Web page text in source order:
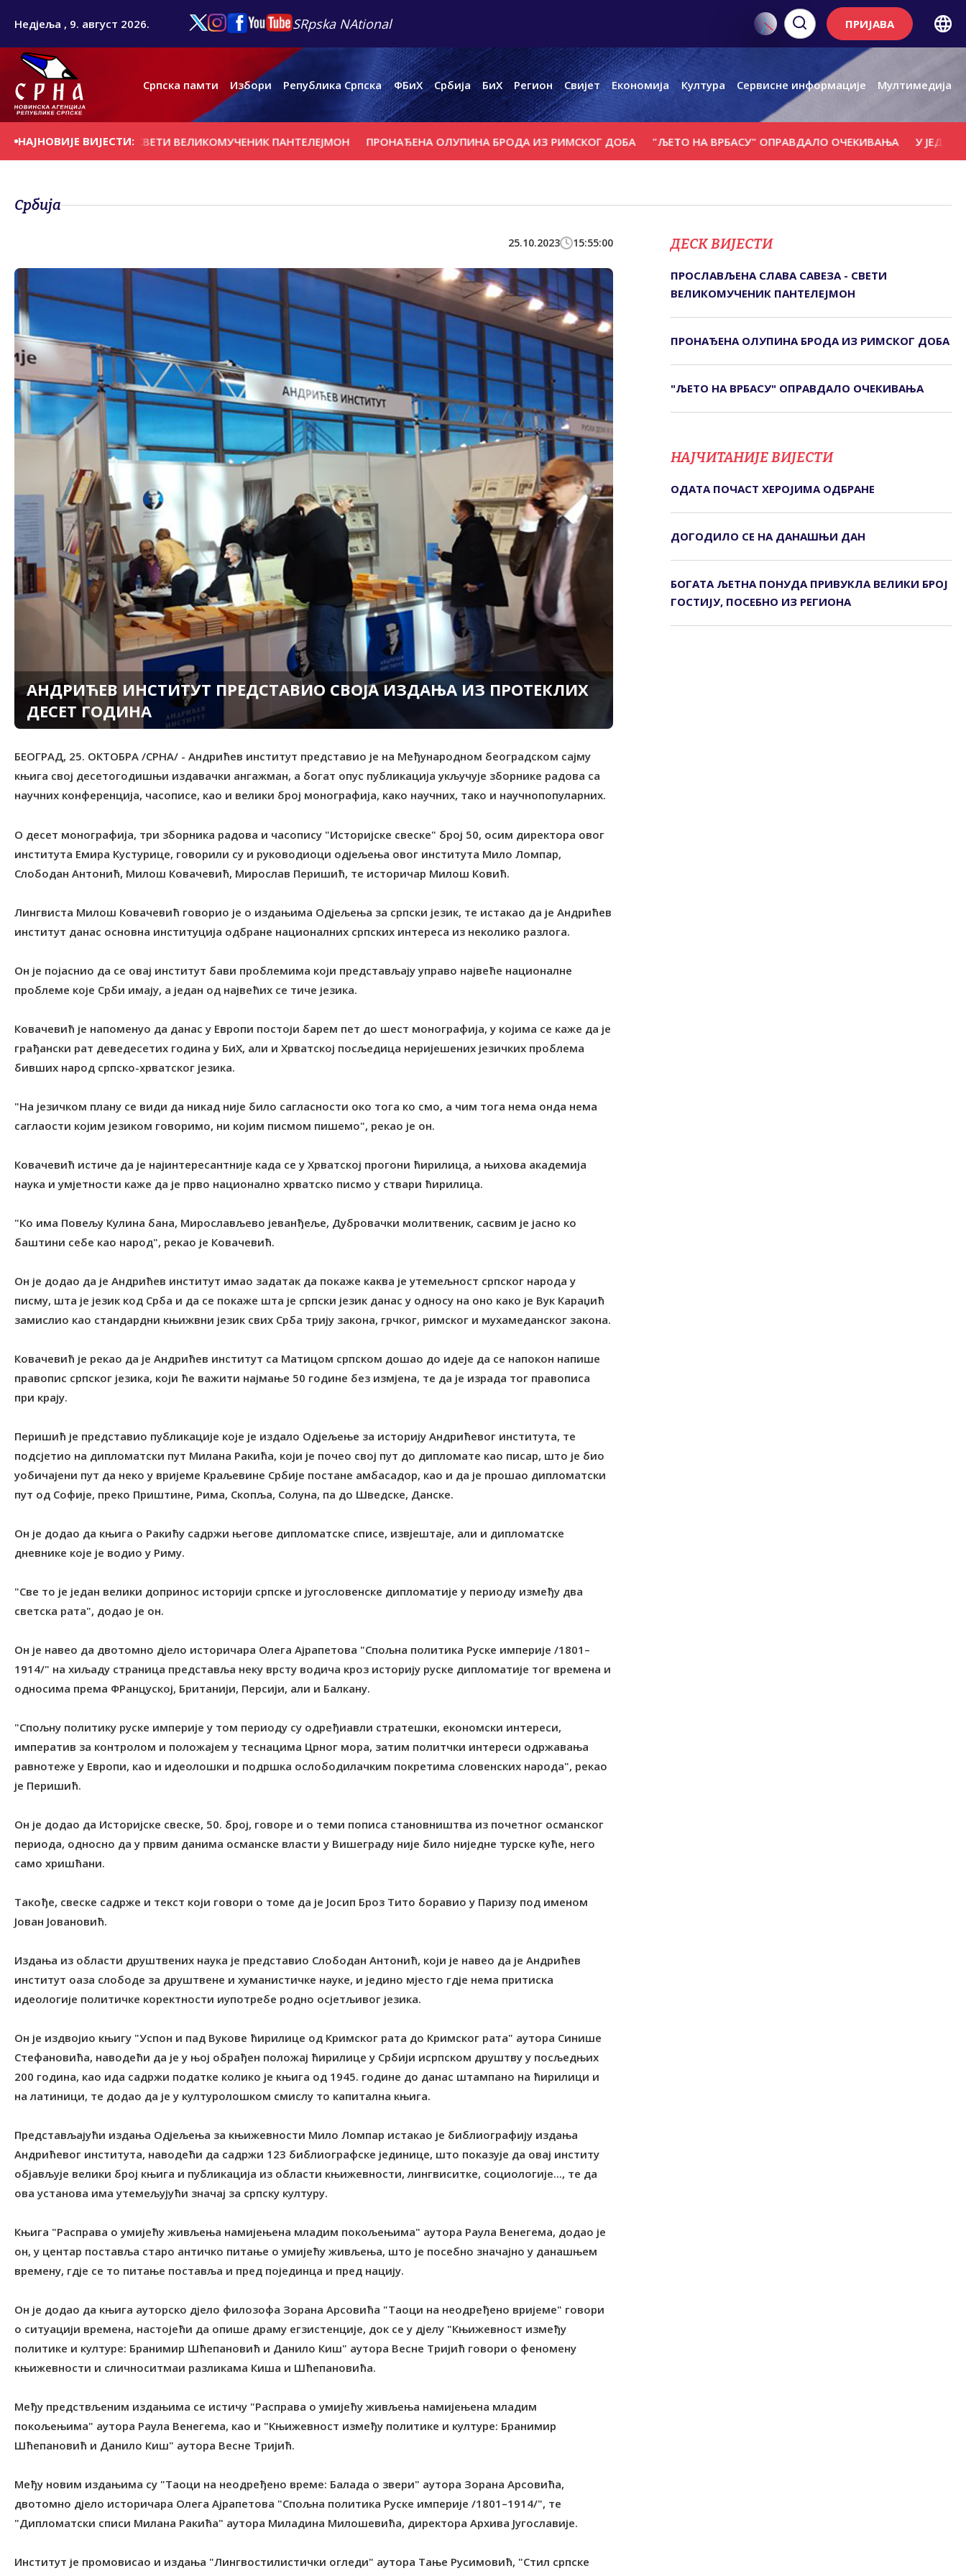
Недјеља , 9. август 2026. SRpska NAtional ПРИЈАВА
Српска памти Избори Република Српска ФБиХ Србија БиХ Регион Свијет Економија Култура Сервисне информације Мултимедија
НАЈНОВИЈЕ ВИЈЕСТИ:
САВЕЗА - СВЕТИ ВЕЛИКОМУЧЕНИК ПАНТЕЛЕЈМОН ПРОНАЂЕНА ОЛУПИНА БРОДА ИЗ РИМСКОГ ДОБА "ЉЕТО НА ВРБАСУ" ОПРАВДАЛО ОЧЕКИВАЊА У ЈЕДНОМ ДАНУ
Србија
25.10.2023 15:55:00
АНДРИЋЕВ ИНСТИТУТ ПРЕДСТАВИО СВОЈА ИЗДАЊА ИЗ ПРОТЕКЛИХ
ДЕСЕТ ГОДИНА
БЕОГРАД, 25. ОКТОБРА /СРНА/ - Андрићев институт представиo је на Међународном београдском сајму
књига свој десетогодишњи издавачки ангажман, а богат опус публикација укључује зборнике радова са
научних конференција, часописе, као и велики број монографија, како научних, тако и научнопопуларних.
О десет монографија, три зборника радова и часопису "Историјске свеске" број 50, осим директора овог
института Емира Кустурице, говорили су и руководиоци одјељења овог института Мило Ломпар,
Слободан Антонић, Милош Ковачевић, Мирослав Перишић, те историчар Милош Ковић.
Лингвиста Милош Ковачевић говорио је о издањима Одјељења за српски језик, те истакао да је Андрићев
институт данас основна институција одбране националних српских интереса из неколико разлога.
Он је појаснио да се овај институт бави проблемима који представљају управо највеће националне
проблеме које Срби имају, а један од највећих се тиче језика.
Ковачевић је напоменуо да данас у Европи постоји барем пет до шест монографија, у којима се каже да је
грађански рат деведесетих година у БиХ, али и Хрватској посљедица неријешених језичких проблема
бивших народ српско-хрватског језика.
"На језичком плану се види да никад није било сагласности око тога ко смо, а чим тога нема онда нема
саглаости којим језиком говоримо, ни којим писмом пишемо", рекао је он.
Ковачевић истиче да је најинтересантније када се у Хрватској прогони ћирилица, а њихова академија
наука и умјетности каже да је прво национално хрватско писмо у ствари ћирилица.
"Ко има Повељу Кулина бана, Мирослављево јеванђеље, Дубровачки молитвеник, сасвим је јасно ко
баштини себе као народ", рекао је Ковачевић.
Он је додао да је Андрићев институт имао задатак да покаже каква је утемељност српског народа у
писму, шта је језик код Срба и да се покаже шта је српски језик данас у односу на оно како је Вук Караџић
замислио као стандардни књижвни језик свих Срба трију закона, грчког, римског и мухамеданског закона.
Ковачевић је рекао да је Андрићев институт са Матицом српском дошао до идеје да се напокон напише
правопис српског језика, који ће важити најмање 50 године без измјена, те да је израда тог правописа
при крају.
Перишић је представио публикације које је издало Одјељење за историју Андрићевог института, те
подсјетио на дипломатски пут Милана Ракића, који је почео свој пут до дипломате као писар, што је био
уобичајени пут да неко у вријеме Краљевине Србије постане амбасадор, као и да је прошао дипломатски
пут од Софије, преко Приштине, Рима, Скопља, Солуна, па до Шведске, Данске.
Он је додао да књига о Ракићу садржи његове дипломатске списе, извјештаје, али и дипломатске
дневнике које је водио у Риму.
"Све то је један велики допринос историји српске и југословенске дипломатије у периоду између два
светска рата", додао је он.
Он је навео да двотомно дјело историчара Олега Ајрапетова "Спољна политика Руске империје /1801–
1914/" на хиљаду страница представља неку врсту водича кроз историју руске дипломатије тог времена и
односима према ФРанцуској, Британији, Персији, али и Балкану.
"Спољну политику руске империје у том периоду су одређиавли стратешки, економски интереси,
императив за контролом и положајем у теснацима Црног мора, затим политчки интереси одржавања
равнотеже у Европи, као и идеолошки и подршка ослободилачким покретима словенских народа", рекао
је Перишић.
Он је додао да Историјске свеске, 50. број, говоре и о теми пописа становништва из почетног османског
периода, односно да у првим данима османске власти у Вишеграду није било ниједне турске куће, него
само хришћани.
Такође, свеске садрже и текст који говори о томе да је Јосип Броз Тито боравио у Паризу под именом
Јован Јовановић.
Издања из области друштвених наука је представио Слободан Антонић, који је навео да је Андрићев
институт оаза слободе за друштвене и хуманистичке науке, и једино мјесто гдје нема притиска
идеологије политичке коректности иупотребе родно осјетљивог језика.
Он је издвојио књигу "Успон и пад Вукове ћирилице од Кримског рата до Кримског рата" аутора Синише
Стефановића, наводећи да је у њој обрађен положај ћирилице у Србији исрпском друштву у посљедњих
200 година, као ида садржи податке колико је књига од 1945. године до данас штампано на ћирилици и
на латиници, те додао да је у културолошком смислу то капитална књига.
Представљајући издања Одјељења за књижевности Мило Ломпар истакао је библиографију издања
Андрићевог института, наводећи да садржи 123 библиографске јединице, што показује да овај институ
објављује велики број књига и публикација из области књижевности, лингвиситке, социологије..., те да
ова установа има утемељујући значај за српску културу.
Књига "Расправа о умијећу живљења намијењена младим покољењима" аутора Раула Венегема, додао је
он, у центар поставља старо античко питање о умијећу живљења, што је посебно значајно у данашњем
времену, гдје се то питање поставља и пред појединца и пред нацију.
Он је додао да књига ауторско дјело филозофа Зорана Арсовића "Таоци на неодређено вријеме" говори
о ситуацији времена, настојећи да опише драму егзистенције, док се у дјелу "Књижевност између
политике и културе: Бранимир Шћепановић и Данило Киш" аутора Весне Тријић говори о феномену
књижевности и сличноситмаи разликама Киша и Шћепановића.
Међу предствљеним издањима се истичу "Расправа о умијећу живљења намијењена младим
покољењима" аутора Раула Венегема, као и "Књижевност између политике и културе: Бранимир
Шћепановић и Данило Киш" аутора Весне Тријић.
Међу новим издањима су "Таоци на неодређено време: Балада о звери" аутора Зорана Арсовића,
двотомно дјело историчара Олега Ајрапетова "Спољна политика Руске империје /1801–1914/", те
"Дипломатски списи Милана Ракића" аутора Миладина Милошевића, директора Архива Југославије.
Институт је промовисао и издања "Лингвостилистички огледи" аутора Тање Русимовић, "Стил српске
ДЕСК ВИЈЕСТИ
ПРОСЛАВЉЕНА СЛАВА САВЕЗА - СВЕТИ
ВЕЛИКОМУЧЕНИК ПАНТЕЛЕЈМОН
ПРОНАЂЕНА ОЛУПИНА БРОДА ИЗ РИМСКОГ ДОБА
"ЉЕТО НА ВРБАСУ" ОПРАВДАЛО ОЧЕКИВАЊА
НАЈЧИТАНИЈЕ ВИЈЕСТИ
ОДАТА ПОЧАСТ ХЕРОЈИМА ОДБРАНЕ
ДОГОДИЛО СЕ НА ДАНАШЊИ ДАН
БОГАТА ЉЕТНА ПОНУДА ПРИВУКЛА ВЕЛИКИ БРОЈ
ГОСТИЈУ, ПОСЕБНО ИЗ РЕГИОНА